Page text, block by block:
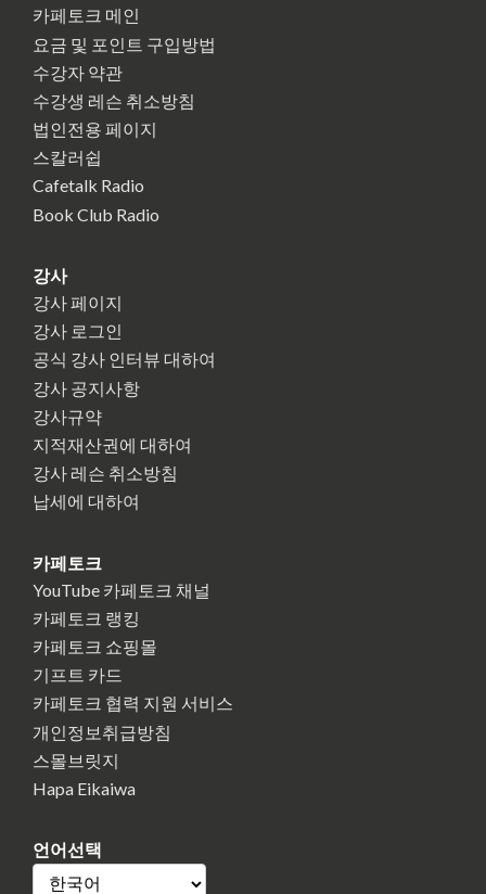
카페토크 메인
요금 및 포인트 구입방법
수강자 약관
수강생 레슨 취소방침
법인전용 페이지
스칼러쉽
Cafetalk Radio
Book Club Radio
강사
강사 페이지
강사 로그인
공식 강사 인터뷰 대하여
강사 공지사항
강사규약
지적재산권에 대하여
강사 레슨 취소방침
납세에 대하여
카페토크
YouTube 카페토크 채널
카페토크 랭킹
카페토크 쇼핑몰
기프트 카드
카페토크 협력 지원 서비스
개인정보취급방침
스몰브릿지
Hapa Eikaiwa
언어선택